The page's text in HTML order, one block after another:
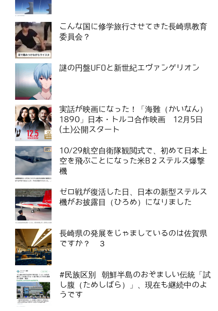
こんな国に修学旅行させてきた長崎県教育
委員会？
謎の円盤UFOと新世紀エヴァンゲリオン
実話が映画になった！「海難（かいなん）
1890」日本・トルコ合作映画 12月5日
(土)公開スタート
10/29航空自衛隊観閲式で、初めて日本上
空を飛ぶことになった米B２ステルス爆撃
機
ゼロ戦が復活した日、日本の新型ステルス
機がお披露目（ひろめ）になりました
長崎県の発展をじゃましているのは佐賀県
ですか？ ３
#民族区別 朝鮮半島のおぞましい伝統「試
し腹（ためしばら）」、現在も継続中のよ
うです